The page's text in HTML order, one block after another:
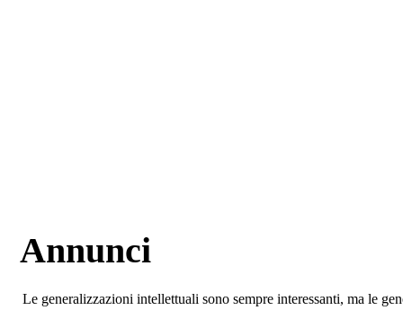
Annunci
Le generalizzazioni intellettuali sono sempre interessanti, ma le